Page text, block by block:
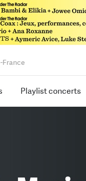
France
Playlist concerts